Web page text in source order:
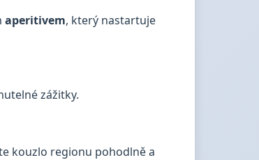
aperitivem, který nastartuje
zážitky.
kouzlo regionu pohodlně a